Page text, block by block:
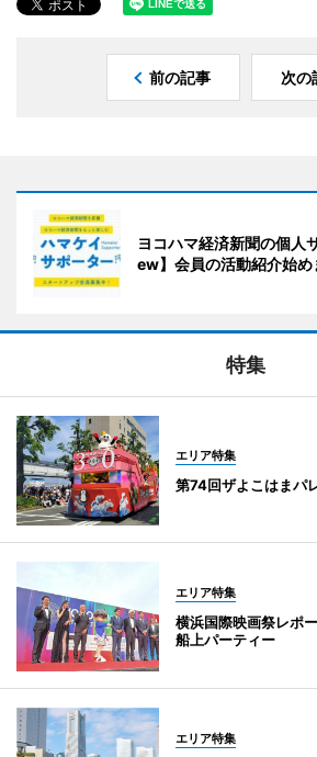
前の記事 次の
ヨコハマ経済新聞の個
ew】会員の活動紹介始め
特集
エリア特集
第74回ザよこはま
エリア特集
横浜国際映画祭レポ
船上パーティー
エリア特集